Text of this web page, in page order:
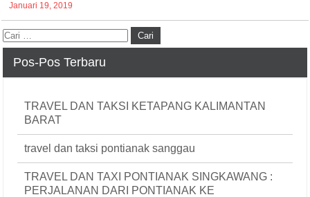
Januari 19, 2019
Pos-Pos Terbaru
TRAVEL DAN TAKSI KETAPANG KALIMANTAN
BARAT
travel dan taksi pontianak sanggau
TRAVEL DAN TAXI PONTIANAK SINGKAWANG :
PERJALANAN DARI PONTIANAK KE